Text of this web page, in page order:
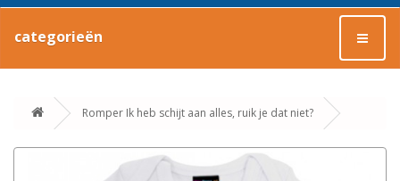
categorieën
Romper Ik heb schijt aan alles, ruik je dat niet?